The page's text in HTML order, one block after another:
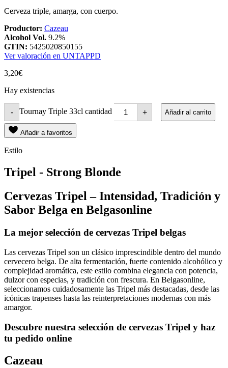
Cerveza triple, amarga, con cuerpo.
Productor: Cazeau
Alcohol Vol. 9.2%
GTIN: 5425020850155
Ver valoración en UNTAPPD
3,20€
Hay existencias
- Tournay Triple 33cl cantidad + Añadir al carrito
Añadir a favoritos
Estilo
Tripel - Strong Blonde
Cervezas Tripel – Intensidad, Tradición y
Sabor Belga en Belgasonline
La mejor selección de cervezas Tripel belgas
Las cervezas Tripel son un clásico imprescindible dentro del mundo
cervecero belga. De alta fermentación, fuerte contenido alcohólico y
complejidad aromática, este estilo combina elegancia con potencia,
dulzor con especias, y tradición con frescura. En Belgasonline,
seleccionamos cuidadosamente las Tripel más destacadas, desde las
icónicas trapenses hasta las reinterpretaciones modernas con más
amargor.
Descubre nuestra selección de cervezas Tripel y haz
tu pedido online
Cazeau